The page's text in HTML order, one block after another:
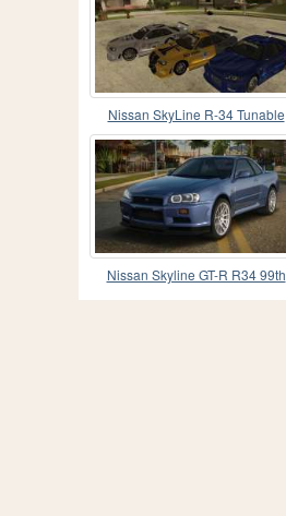
Nissan SkyLine R-34 Tunable
Nissan Skyline GT-R R34 99th